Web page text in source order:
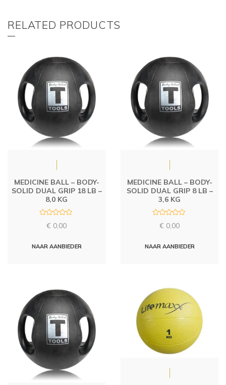
RELATED PRODUCTS
MEDICINE BALL – BODY-
SOLID DUAL GRIP 18 LB –
8,0 KG
d
€ 0,00
NAAR AANBIEDER
MEDICINE BALL – BODY-
SOLID DUAL GRIP 8 LB –
3,6 KG
d
€ 0,00
NAAR AANBIEDER